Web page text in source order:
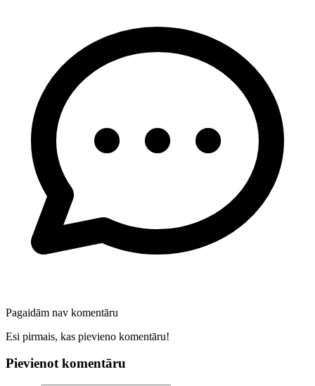
Pagaidām nav komentāru
Esi pirmais, kas pievieno komentāru!
Pievienot komentāru